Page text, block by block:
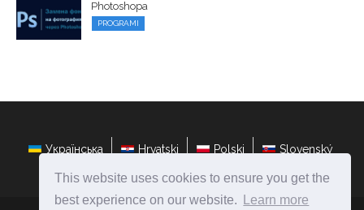
This website uses cookies to ensure you get the
best experience on our website.
Learn more
Photoshopa
PROGRAMI
Українська Hrvatski Polski Slovenský